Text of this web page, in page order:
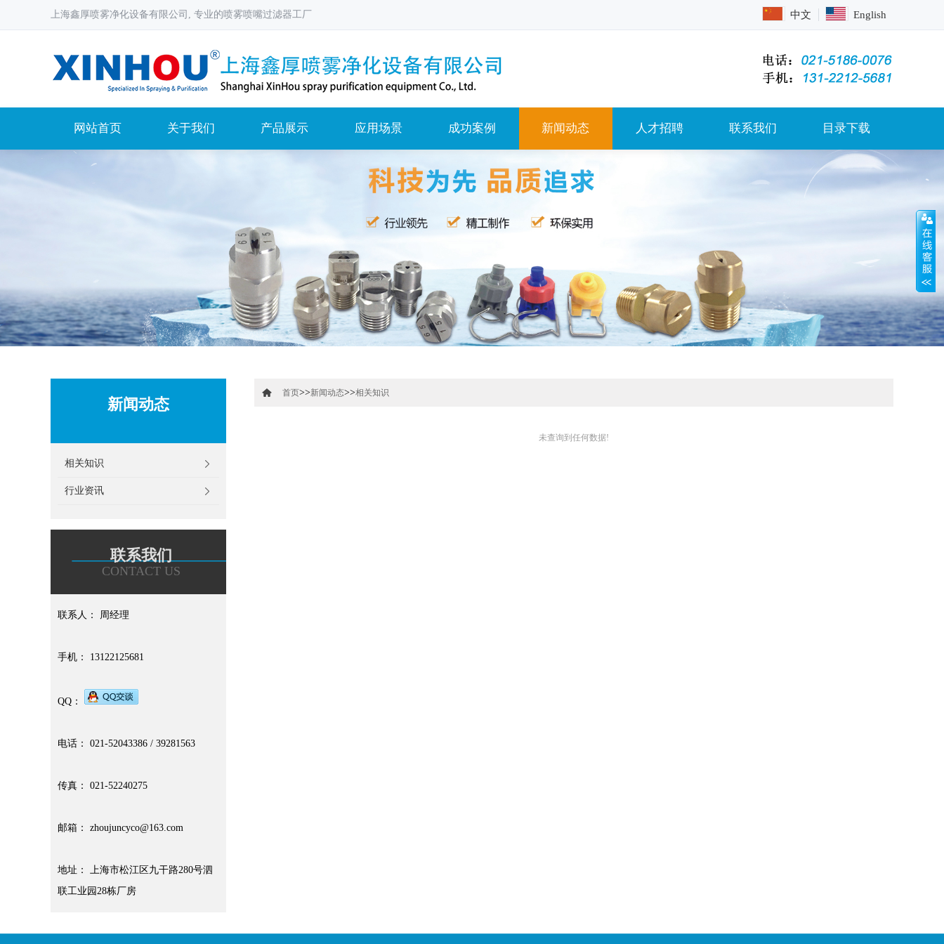
上海鑫厚喷雾净化设备有限公司, 专业的喷雾喷嘴过滤器工厂 中文 English
网站首页 关于我们 产品展示 应用场景 成功案例 新闻动态 人才招聘 联系我们 目录下载
新闻动态
相关知识
行业资讯
联系我们
CONTACT US
联系人： 周经理
手机： 13122125681
QQ：
电话： 021-52043386 / 39281563
传真： 021-52240275
邮箱： zhoujuncyco@163.com
地址： 上海市松江区九干路280号泗
联工业园28栋厂房
首页>>新闻动态>>相关知识
未查询到任何数据!